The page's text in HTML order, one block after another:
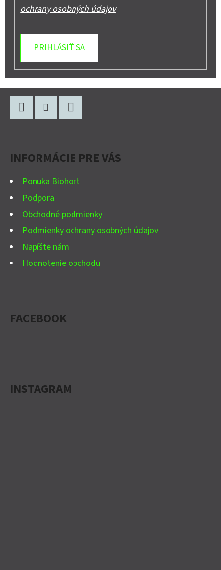
ochrany osobných údajov
PRIHLÁSIŤ SA
INFORMÁCIE PRE VÁS
Ponuka Biohort
Podpora
Obchodné podmienky
Podmienky ochrany osobných údajov
Napíšte nám
Hodnotenie obchodu
FACEBOOK
INSTAGRAM